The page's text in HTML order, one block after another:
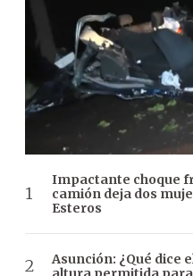
Impactante choque
camión deja dos
Esteros
Asunción: ¿Qué dice